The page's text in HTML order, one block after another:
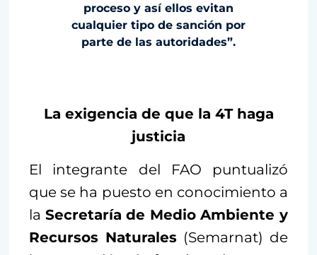
proceso y así ellos evitan
cualquier tipo de sanción por
parte de las autoridades”.
La exigencia de que la 4T haga
justicia
El integrante del FAO puntualizó
que se ha puesto en conocimiento a
la Secretaría de Medio Ambiente y
Recursos Naturales (Semarnat) de